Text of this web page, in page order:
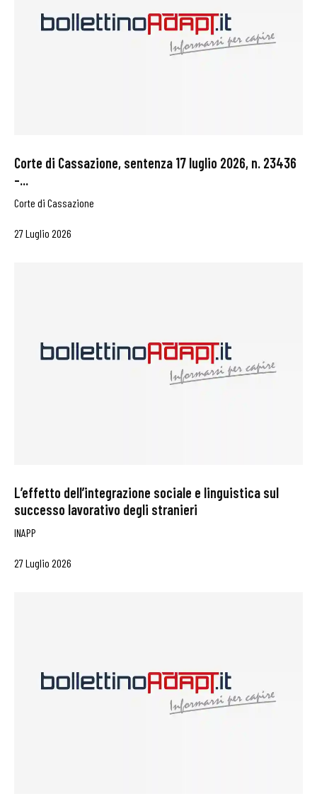
Corte di Cassazione, sentenza 17 luglio 2026, n. 23436
–...
Corte di Cassazione
27 Luglio 2026
L’effetto dell’integrazione sociale e linguistica sul
successo lavorativo degli stranieri
INAPP
27 Luglio 2026